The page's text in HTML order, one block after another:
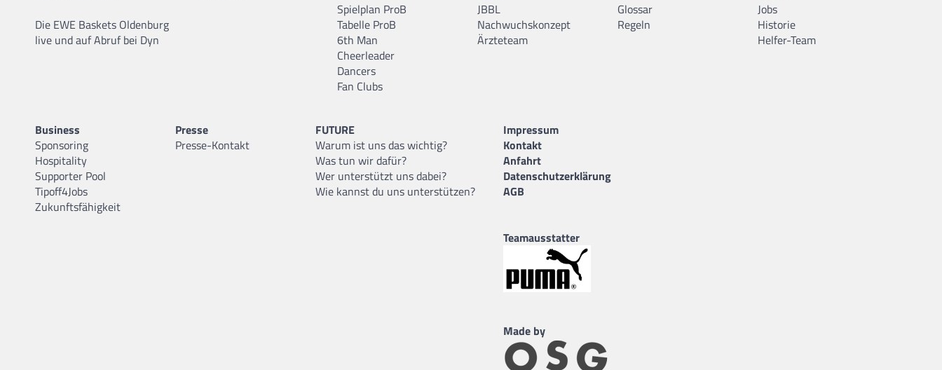
Die EWE Baskets Oldenburg
live und auf Abruf bei Dyn
Spielplan ProB
Tabelle ProB
6th Man
Cheerleader
Dancers
Fan Clubs
JBBL
Nachwuchskonzept
Ärzteteam
Glossar
Regeln
Jobs
Historie
Helfer-Team
Business
Sponsoring
Hospitality
Supporter Pool
Tipoff4Jobs
Zukunftsfähigkeit
Presse
Presse-Kontakt
FUTURE
Warum ist uns das wichtig?
Was tun wir dafür?
Wer unterstützt uns dabei?
Wie kannst du uns unterstützen?
Impressum
Kontakt
Anfahrt
Datenschutzerklärung
AGB
Teamausstatter
Made by